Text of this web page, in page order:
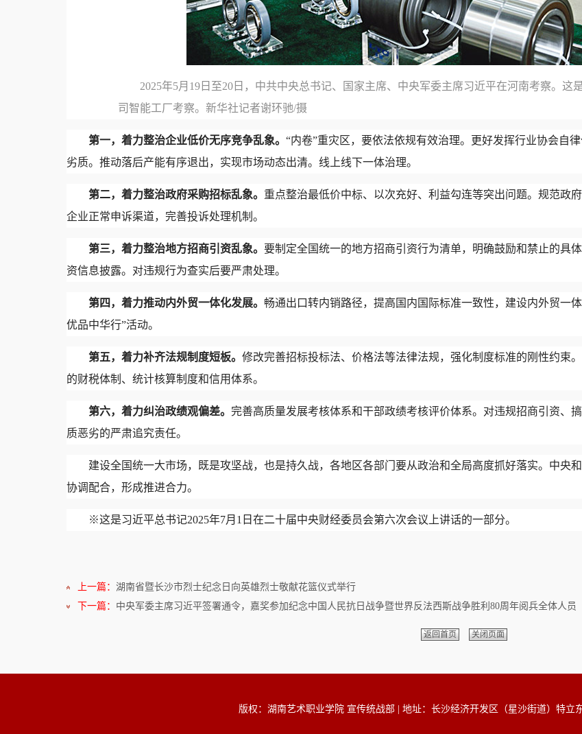
2025年5月19日至20日，中共中央总书记、国家主席、中央军委主席习近平在河南考察。这
司智能工厂考察。新华社记者谢环驰/摄
第一，着力整治企业低价无序竞争乱象。 “内卷”重灾区，要依法依规有效治理。更好发挥行业协会自
劣质。推动落后产能有序退出，实现市场动态出清。线上线下一体治理。
第二，着力整治政府采购招标乱象。 重点整治最低价中标、以次充好、利益勾连等突出问题。规范政
企业正常申诉渠道，完善投诉处理机制。
第三，着力整治地方招商引资乱象。 要制定全国统一的地方招商引资行为清单，明确鼓励和禁止的具
资信息披露。对违规行为查实后要严肃处理。
第四，着力推动内外贸一体化发展。 畅通出口转内销路径，提高国内国际标准一致性，建设内外贸一
优品中华行”活动。
第五，着力补齐法规制度短板。 修改完善招标投标法、价格法等法律法规，强化制度标准的刚性约束
的财税体制、统计核算制度和信用体系。
第六，着力纠治政绩观偏差。 完善高质量发展考核体系和干部政绩考核评价体系。对违规招商引资、
质恶劣的严肃追究责任。
建设全国统一大市场，既是攻坚战，也是持久战，各地区各部门要从政治和全局高度抓好落实。中央
协调配合，形成推进合力。
※这是习近平总书记2025年7月1日在二十届中央财经委员会第六次会议上讲话的一部分。
上一篇： 湖南省暨长沙市烈士纪念日向英雄烈士敬献花篮仪式举行
下一篇： 中央军委主席习近平签署通令，嘉奖参加纪念中国人民抗日战争暨世界反法西斯战争胜利80周年阅兵全体人员
返回首页 关闭页面
版权：湖南艺术职业学院 宣传统战部 | 地址：长沙经济开发区（星沙街道）特立